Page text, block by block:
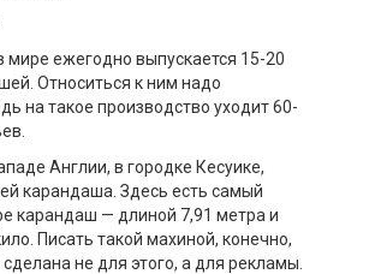
ежегодно выпускается 15-20
Относиться к ним надо
на такое производство уходит 60-
Англии, в городке Кесуике,
карандаша. Здесь есть самый
карандаш — длиной 7,91 метра и
Писать такой махиной, конечно,
не для этого, а для рекламы.